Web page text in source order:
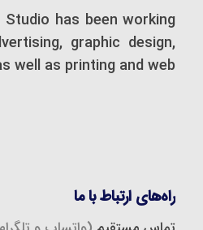
Studio has been working
graphic design,
well as printing and web
راه‌های ارتباط با ما